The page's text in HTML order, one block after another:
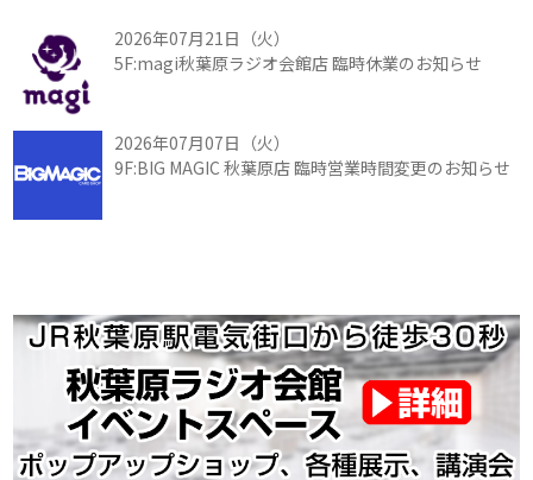
2026年07月21日（火）
5F:magi秋葉原ラジオ会館店 臨時休業のお知らせ
2026年07月07日（火）
9F:BIG MAGIC 秋葉原店 臨時営業時間変更のお知らせ